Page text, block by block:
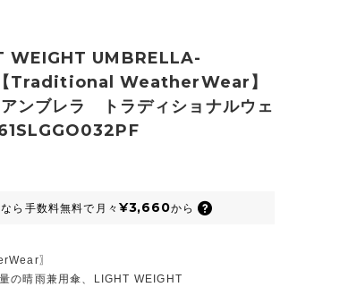
WEIGHT UMBRELLA-
Traditional WeatherWear】
ンブレラ トラディショナルウェ
なら 手数料無料で 月々 ¥3,660から
〗
の晴雨兼用傘、LIGHT WEIGHT